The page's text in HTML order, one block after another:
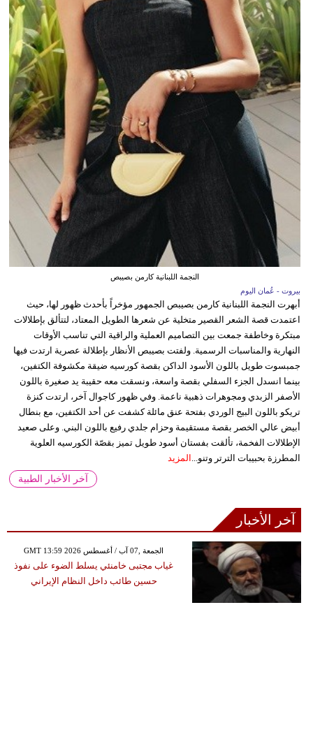
النجمة اللبنانية كارمن بصيبص
بيروت - عُمان اليوم
أبهرت النجمة اللبنانية كارمن بصيبص الجمهور مؤخراً بأحدث ظهور لها، حيث
اعتمدت قصة الشعر القصير متخلية عن شعرها الطويل المعتاد، لتتألق بإطلالات
مبتكرة وخاطفة جمعت بين التصاميم العملية والراقية التي تناسب الأوقات
النهارية والمناسبات الرسمية. ولفتت بصيبص الأنظار بإطلالة عصرية ارتدت فيها
جمبسوت طويل باللون الأسود الداكن بقصة كورسيه ضيقة مكشوفة الكتفين،
بينما انسدل الجزء السفلي بقصة واسعة، ونسقت معه حقيبة يد صغيرة باللون
الأصفر الزبدي ومجوهرات ذهبية ناعمة. وفي ظهور كاجوال آخر، ارتدت كنزة
تريكو باللون البيج الوردي بفتحة عنق مائلة كشفت عن أحد الكتفين، مع بنطال
أبيض عالي الخصر بقصة مستقيمة وحزام جلدي رفيع باللون البني. وعلى صعيد
الإطلالات الفخمة، تألقت بفستان أسود طويل تميز بقصّة الكورسيه العلوية
المطرزة بحبيبات الترتر وتنو...
المزيد
آخر الأخبار الطبية
آخر الأخبار
GMT 13:59 2026 الجمعة ,07 آب / أغسطس
غياب مجتبى خامنئي يسلط الضوء على نفوذ
حسين طائب داخل النظام الإيراني